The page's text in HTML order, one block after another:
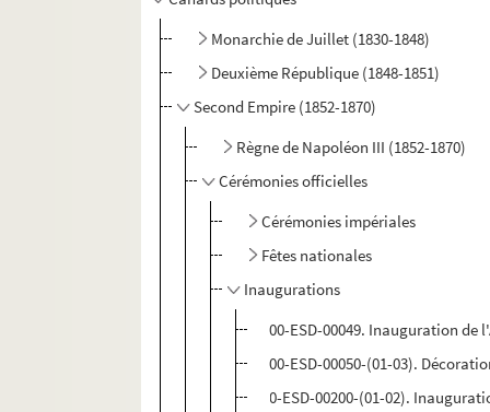
Monarchie de Juillet (1830-1848)
Deuxième République (1848-1851)
Second Empire (1852-1870)
Règne de Napoléon III (1852-1870)
Cérémonies officielles
Cérémonies impériales
Fêtes nationales
Inaugurations
00-ESD-00049. Inauguration de
00-ESD-00050-(01-03).
0-ESD-00200-(01-02).